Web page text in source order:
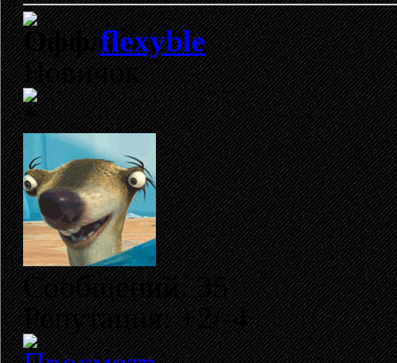
flexyble
Новичок
Сообщений: 35
Репутация: +2/-4